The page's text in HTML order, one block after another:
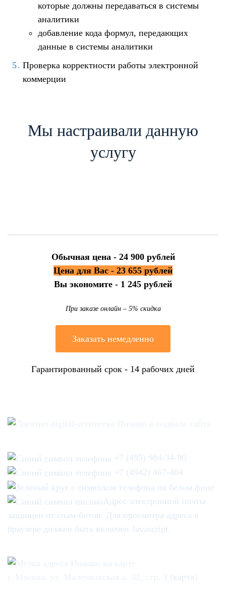
которые должны передаваться в системы
аналитики
добавление кода формул, передающих
данные в системы аналитики
Проверка корректности работы электронной
коммерции
Мы настраивали данную
услугу
Обычная цена - 24 900 рублей
Цена для Вас - 23 655 рублей
Вы экономите - 1 245 рублей
При заказе онлайн – 5% скидка
Заказать немедленно
Гарантированный срок - 14 рабочих дней
+7 (495) 984-34-90
+7 (4942) 467-404
Адрес электронной почты
защищен от спам-ботов. Для просмотра адреса в
браузере должен быть включен Javascript.
карта